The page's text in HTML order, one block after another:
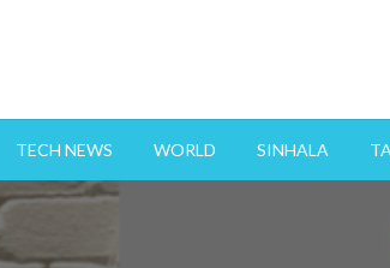
TECH NEWS WORLD SINHALA